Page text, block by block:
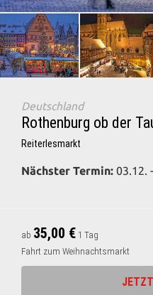
Deutschland
Rothenburg ob der
Reiterlesmarkt
Nächster Termin: 03.12.
ab 35,00 € 1 Tag
Fahrt zum Weihnachtsmarkt